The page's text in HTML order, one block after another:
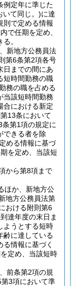
例定年に準じた
いて同じ。)に達
則で定める情報
で任期を定め、
。
新地方公務員法
第6条第2項各号
日までの間にあ
短時間勤務の職
務の職を占める
当該短時間勤務
合における新定
13条において
第1項の規定に
できる者を除
める情報に基づ
を定め、当該短
から第8項まで
ほか、新地方公
地方公務員法第
おける附則第6
達年度の末日ま
ようとする短時
齢に達している
情報に基づく
定め、当該短時
前条第2項の規
3項において準